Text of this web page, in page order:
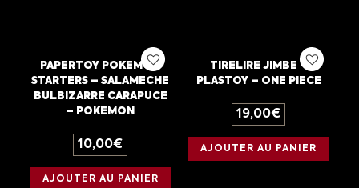
PAPERTOY POKEMON
STARTERS – SALAMECHE
BULBIZARRE CARAPUCE
– POKEMON
10,00€
AJOUTER AU PANIER
TIRELIRE JIMBE –
PLASTOY – ONE PIECE
19,00€
AJOUTER AU PANIER